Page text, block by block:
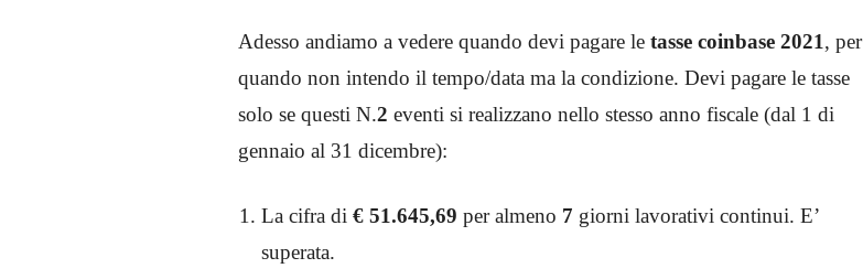
Adesso andiamo a vedere quando devi pagare le tasse coinbase 2021, per
quando non intendo il tempo/data ma la condizione. Devi pagare le tasse
solo se questi N.2 eventi si realizzano nello stesso anno fiscale (dal 1 di
gennaio al 31 dicembre):
La cifra di € 51.645,69 per almeno 7 giorni lavorativi continui. E’
superata.